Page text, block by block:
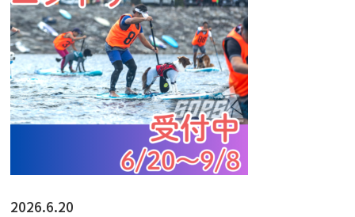
2026.6.20